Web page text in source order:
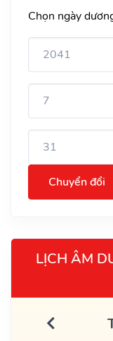
Chọn ngày
Chuyển đổi
LỊCH ÂM